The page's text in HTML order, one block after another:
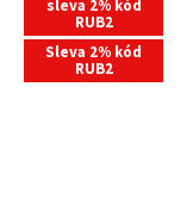
sleva 2% kód
RUB2
Sleva 2% kód
RUB2